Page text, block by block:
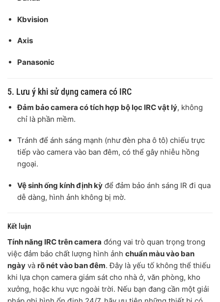
Kbvision
Axis
Panasonic
5. Lưu ý khi sử dụng camera có IRC
Đảm bảo camera có tích hợp bộ lọc IRC vật lý, không
chỉ là phần mềm.
Tránh để ánh sáng mạnh (như đèn pha ô tô) chiếu trực
tiếp vào camera vào ban đêm, có thể gây nhiễu hồng
ngoại.
Vệ sinh ống kính định kỳđể đảm bảo ánh sáng IR đi qua
dễ dàng, hình ảnh không bị mờ.
Kết luận
Tính năng IRC trên camera đóng vai trò quan trọng trong
việc đảm bảo chất lượng hình ảnh chuẩn màu vào ban
ngày và rõ nét vào ban đêm. Đây là yếu tố không thể thiếu
khi lựa chọn camera giám sát cho nhà ở, văn phòng, kho
xưởng, hoặc khu vực ngoài trời. Nếu bạn đang cần một giải